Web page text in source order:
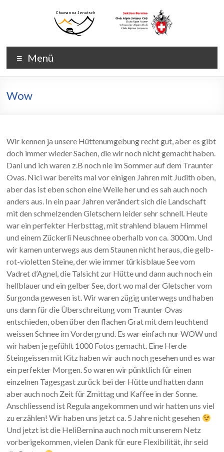
Chamanna
Jenatsch
Chamanna
Jenatsch
CAS
Menü
Wow
Wir kennen ja unsere Hüttenumgebung recht gut, aber es gibt
doch immer wieder Sachen, die wir noch nicht gemacht haben.
Dani und ich waren z.B noch nie im Sommer auf dem Traunter
Ovas. Nici war bereits mal vor einigen Jahren mit Judith oben,
aber das ist eben schon eine Weile her und es sah auch noch
anders aus. In ein paar Jahren verändert sich die Landschaft
mit den schmelzenden Gletschern leider sehr schnell. Heute
war ein perfekter Herbsttag, mit strahlend blauem Himmel
und einem Zückerli Neuschnee oberhalb von ca. 3000m. Und
wir kamen unterwegs aus dem Staunen nicht heraus, die gelb-
rot-violetten Steine, der wie immer türkisblaue See vom
Vadret d’Agnel, die Talsicht zur Hütte und dann auch noch ein
hellblauer und ein gelber See, dort wo mal der Gletscher vom
Surgonda gewesen ist. Wir waren zügig unterwegs und haben
uns dann für die Überschreitung vom Traunter Ovas
entschieden, oben über den flachen Grat mit dem leuchtend
weissen Schnee im Vordergrund. Es war einfach nur WOW und
wir haben je gefühlt 1000 Fotos gemacht. Eine Herde
Steingeissen mit Kitz haben wir auch noch gesehen und es war
ein perfekter Morgen. So waren wir pünktlich für einen
einzelnen Tagesgast zurück bei der Hütte und hatten dann
aber auch noch Zeit für Zmittag und Kaffee in der Sonne.
Anschliessend ist Regula angekommen und wir hatten uns viel
zu erzählen! Wir haben uns jetzt ca. 5 Jahre nicht gesehen
Und jetzt ist die HeliBernina auch noch mit unserem Netz
vorberigekommen, vielen Dank für eure Flexibilität, ihr seid